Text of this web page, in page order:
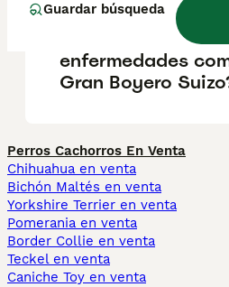
Guardar búsqueda
¿Cuáles son las
enfermedades
Gran Boyero
Perros Cachorros En Venta
Chihuahua en venta
Bichón Maltés en venta
Yorkshire Terrier en venta
Pomerania en venta
Border Collie en venta
Teckel en venta
Caniche Toy en venta